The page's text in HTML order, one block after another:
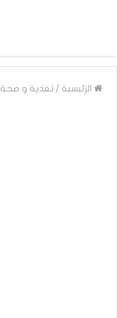
الرئيسية / تغذية و صحة